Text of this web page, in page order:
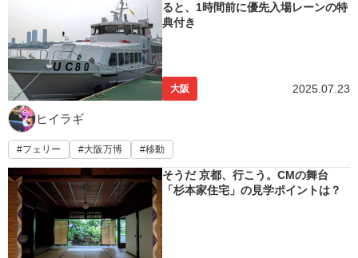
ると、1時間前に優先入場レーンの特
典付き
大阪 2025.07.23
ヒイラギ
フェリー 大阪万博 移動
そうだ 京都、行こう。CMの舞台
「杉本家住宅」の見学ポイントは？